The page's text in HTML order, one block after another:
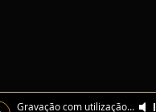
Gravação com utilização de sons digitais